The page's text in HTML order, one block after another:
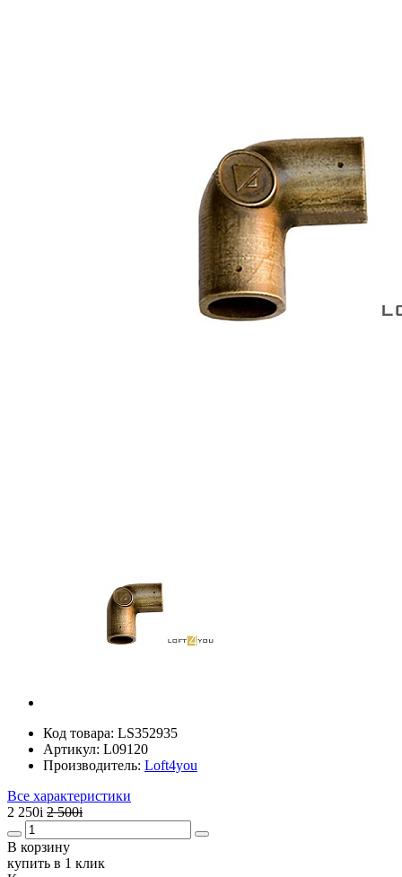
Код товара: LS352935
Артикул: L09120
Производитель: Loft4you
Все характеристики
2 250i 2 500i
В корзину
купить в 1 клик